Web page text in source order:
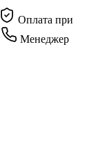
Оплата при
Менеджер